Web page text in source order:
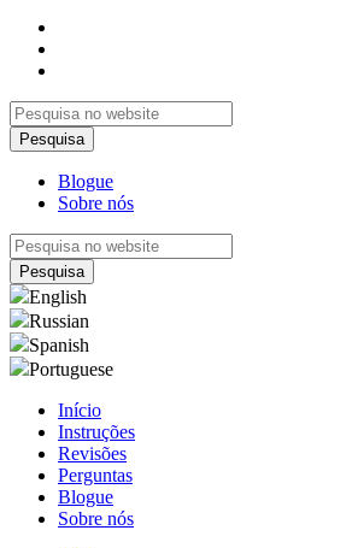
Blogue
Sobre nós
English
Russian
Spanish
Portuguese
Início
Instruções
Revisões
Perguntas
Blogue
Sobre nós